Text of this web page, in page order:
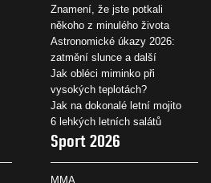
Znamení, že jste potkali
někoho z minulého života
Astronomické úkazy 2026:
zatmění slunce a další
Jak obléci miminko při
vysokých teplotách?
Jak na dokonalé letní mojito
6 lehkých letních salátů
Sport 2026
MMA